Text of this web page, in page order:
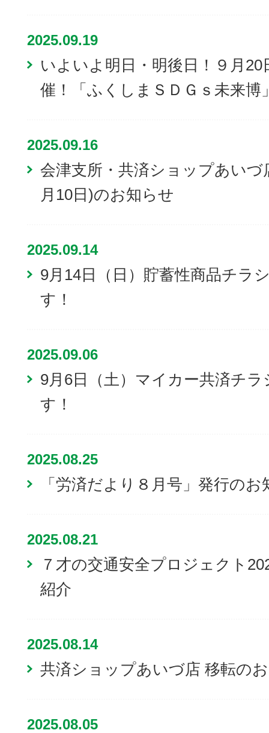
2025.09.19
いよいよ明日・明後日！９月
催！「ふくしまＳＤＧｓ未来博
2025.09.16
会津支所・共済ショップあいづ
月10日)のお知らせ
2025.09.14
9月14日（日）貯蓄性商品チラ
す！
2025.09.06
9月6日（土）マイカー共済チ
す！
2025.08.25
「労済だより８月号」発行のお
2025.08.21
７才の交通安全プロジェクト
紹介
2025.08.14
共済ショップあいづ店 移転の
2025.08.05